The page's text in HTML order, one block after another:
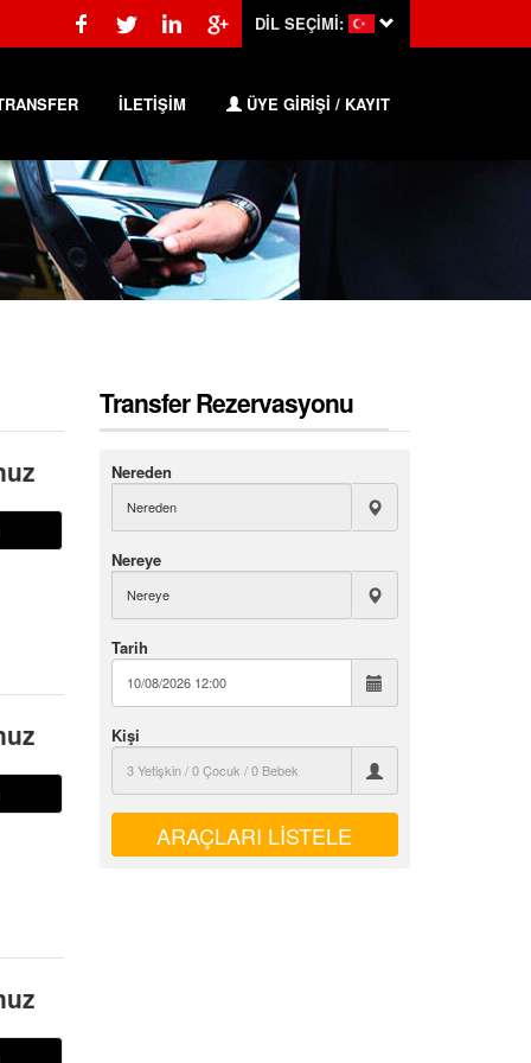
DİL SEÇİMİ:
İLETİŞİM ÜYE GİRİŞİ / KAYIT
Transfer Rezervasyonu
Nereden
Nereye
Tarih
Kişi